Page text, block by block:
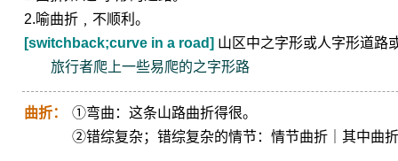
2.喻曲折﹐不顺利。
[switchback;curve in a road] 山区中之字形或人字形道路
旅行者爬上一些易爬的之字形路
曲折：
①弯曲：这条山路曲折得很。
②错综复杂；错综复杂的情节：情节曲折｜其中曲